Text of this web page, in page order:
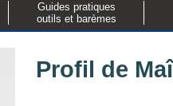
Guides pratiques
outils et barèmes
Profil de